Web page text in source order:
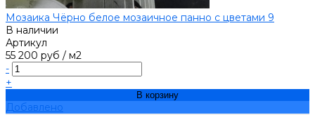
Мозаика Чёрно белое мозаичное панно с цветами 9
В наличии
Артикул
55 200 руб / м2
-
+
В корзину
Добавлено